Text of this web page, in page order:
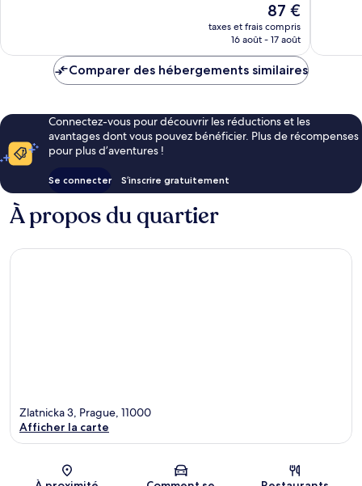
Le
nouveau
prix
de
87 €
taxes et frais compris
16 août - 17 août
Comparer des hébergements similaires
Connectez-vous pour découvrir les réductions et les
avantages dont vous pouvez bénéficier. Plus de récompenses
pour plus d’aventures !
Se connecter S’inscrire gratuitement
À propos du quartier
Carte
Zlatnicka 3, Prague, 11000
Afficher la carte